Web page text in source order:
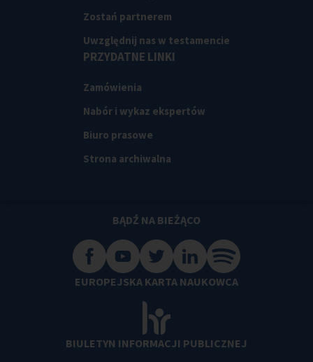
Zostań partnerem
Uwzględnij nas w testamencie
PRZYDATNE LINKI
Zamówienia
Nabór i wykaz ekspertów
Biuro prasowe
Strona archiwalna
BĄDŹ NA BIEŻĄCO
EUROPEJSKA KARTA NAUKOWCA
BIULETYN INFORMACJI PUBLICZNEJ